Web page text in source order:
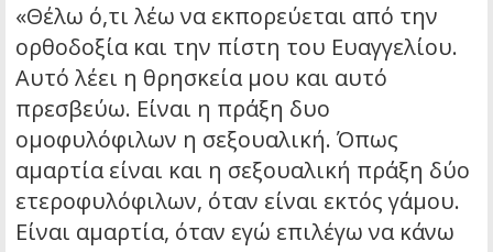
«Θέλω ό,τι λέω να εκπορεύεται από την
ορθοδοξία και την πίστη του Ευαγγελίου.
Αυτό λέει η θρησκεία μου και αυτό
πρεσβεύω. Είναι η πράξη δυο
ομοφυλόφιλων η σεξουαλική. Όπως
αμαρτία είναι και η σεξουαλική πράξη δύο
ετεροφυλόφιλων, όταν είναι εκτός γάμου.
Είναι αμαρτία, όταν εγώ επιλέγω να κάνω